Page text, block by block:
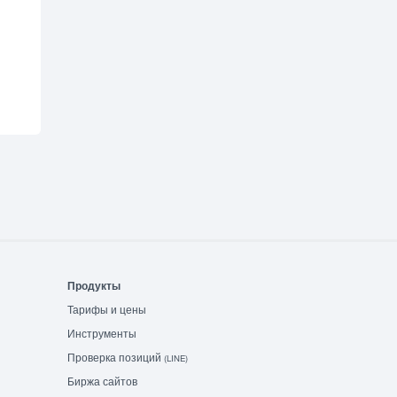
Продукты
Тарифы и цены
Инструменты
Проверка позиций (LINE)
Биржа сайтов